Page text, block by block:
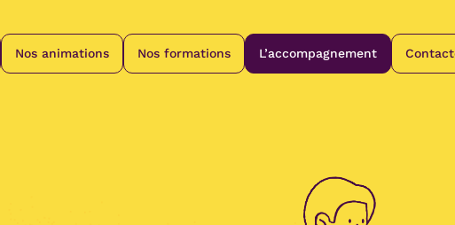
Nos animations Nos formations L’accompagnement